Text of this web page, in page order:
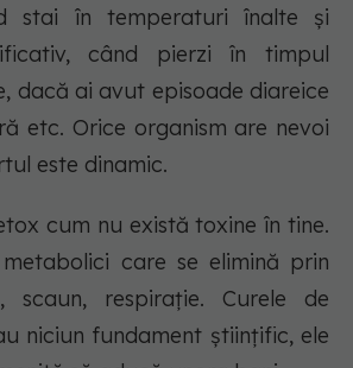
stai în temperaturi înalte și
când pierzi în timpul
dacă ai avut episoade diareice
etc. Orice organism are nevoi
este dinamic.
cum nu există toxine în tine.
care se elimină prin
scaun, respirație. Curele de
niciun fundament științific, ele